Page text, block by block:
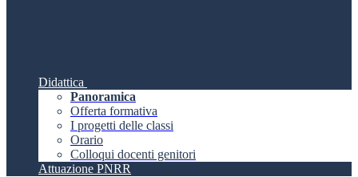
Didattica
Panoramica
Offerta formativa
I progetti delle classi
Orario
Colloqui docenti genitori
Attuazione PNRR